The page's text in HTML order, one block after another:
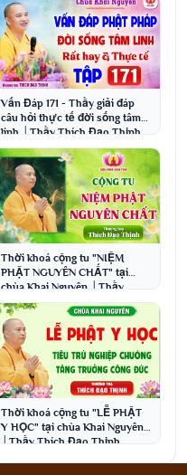
Vấn Đáp 171 - Thầy giải đáp
câu hỏi thực tế đời sống tâm
linh │Thầy Thích Đạo Thịnh
Thời khoá cộng tu "NIỆM
PHẬT NGUYÊN CHẤT" tại
chùa Khai Nguyên │Thầy
Thích Đạo Thịnh
Thời khoá cộng tu "LỄ PHẬT
Y HỌC" tại chùa Khai Nguyên
│Thầy Thích Đạo Thịnh